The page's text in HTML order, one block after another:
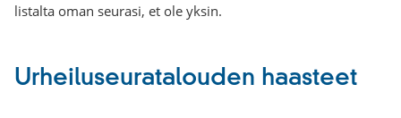
listalta oman seurasi, et ole yksin.
Urheiluseuratalouden haasteet